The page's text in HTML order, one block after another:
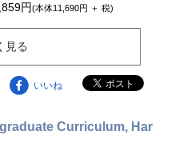
円(本体11,690円 ＋ 税)
見る
いいね
Curriculum, Har